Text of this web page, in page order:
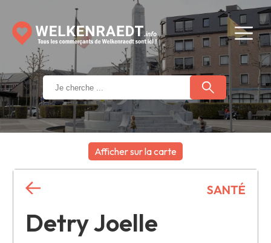
Afficher sur la carte
Detry Joelle
SANTÉ
+
−